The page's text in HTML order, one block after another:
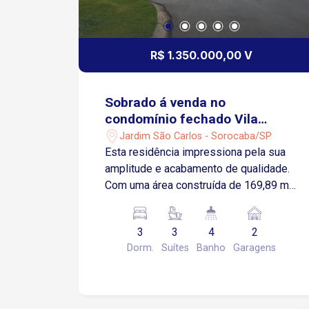
R$ 1.350.000,00 V
Sobrado á venda no
condomínio fechado Vila
Grimaldi - Sorocaba/SP
Jardim São Carlos - Sorocaba/SP
Esta residência impressiona pela sua
amplitude e acabamento de qualidade.
Com uma área construída de 169,89 m²,
para proporcionar espaços
aconchegantes e funcionais para toda a
família. A planta conta com 3 suítes
3
Dorm.
3
Suítes
4
Banho
2
Garagens